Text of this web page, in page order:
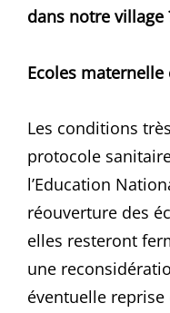
dans notre village
Ecoles
Les conditions
protocole
l’Education
réouverture des
elles resteront
une
éventuelle